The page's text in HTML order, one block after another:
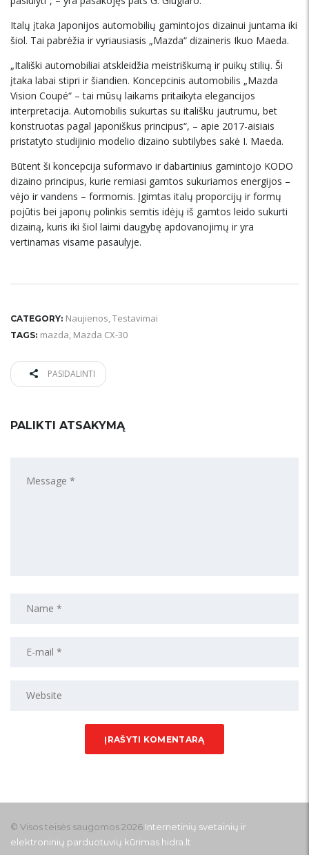
Italų įtaka Japonijos automobilių gamintojos dizainui juntama iki
šiol. Tai pabrėžia ir vyriausiasis „Mazda“ dizaineris Ikuo Maeda.
„Itališki automobiliai atskleidžia meistriškumą ir puikų stilių. Ši
įtaka labai stipri ir šiandien. Koncepcinis automobilis „Mazda
Vision Coupé“ – tai mūsų laikams pritaikyta elegancijos
interpretacija. Automobilis sukurtas su itališku jautrumu, bet
konstruotas pagal japoniškus principus“, – apie 2017-aisiais
pristatyto studijinio modelio dizaino subtilybes sakė I. Maeda.
Būtent ši koncepcija suformavo ir dabartinius gamintojo KODO
dizaino principus, kurie remiasi gamtos sukuriamos energijos –
vėjo ir vandens – formomis. Įgimtas italų proporcijų ir formų
pojūtis bei japonų polinkis semtis idėjų iš gamtos leido sukurti
dizainą, kuris iki šiol laimi daugybę apdovanojimų ir yra
vertinamas visame pasaulyje.
CATEGORY: Naujienos,Testavimai
TAGS: mazda, Mazda CX-30
PASIDALINTI
PALIKTI ATSAKYMĄ
© Visos teisės saugomos 2026 Internetinių svetainių ir
elektroninių parduotuvių kūrimas hidra.lt